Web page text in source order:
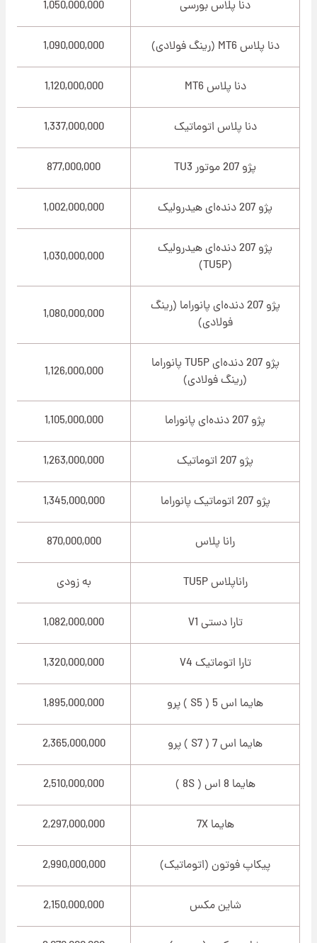
دنا پلاس بورسی 1,050,000,000
دنا پلاس MT6 (رینگ فولادی) 1,090,000,000
دنا پلاس MT6 1,120,000,000
دنا پلاس اتوماتیک 1,337,000,000
پژو 207 موتور TU3 877,000,000
پژو 207 دنده‌ای هیدرولیک 1,002,000,000
پژو 207 دنده‌ای هیدرولیک
(TU5P)
1,030,000,000
پژو 207 دنده‌ای پانوراما (رینگ
فولادی)
1,080,000,000
پژو 207 دنده‌ای TU5P پانوراما
(رینگ فولادی)
1,126,000,000
پژو 207 دنده‌ای پانوراما 1,105,000,000
پژو 207 اتوماتیک 1,263,000,000
پژو 207 اتوماتیک پانوراما 1,345,000,000
رانا پلاس 870,000,000
راناپلاس TU5P به زودی
تارا دستی V1 1,082,000,000
تارا اتوماتیک V4 1,320,000,000
هایما اس 5 ( S5 ) پرو 1,895,000,000
هایما اس 7 ( S7 ) پرو 2,365,000,000
هایما 8 اس ( 8S ) 2,510,000,000
هایما 7X 2,297,000,000
پیکاپ فوتون (اتوماتیک) 2,990,000,000
شاین مکس 2,150,000,000